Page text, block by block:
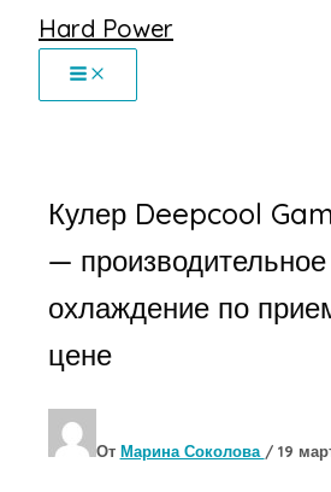
Hard Power
Кулер Deepcool
— производительное
охлаждение по
цене
От Марина Соколова / 19